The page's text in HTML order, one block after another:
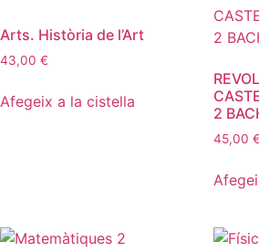
Arts. Història de l’Art
43,00 €
Afegeix a la cistella
2
45,00 €